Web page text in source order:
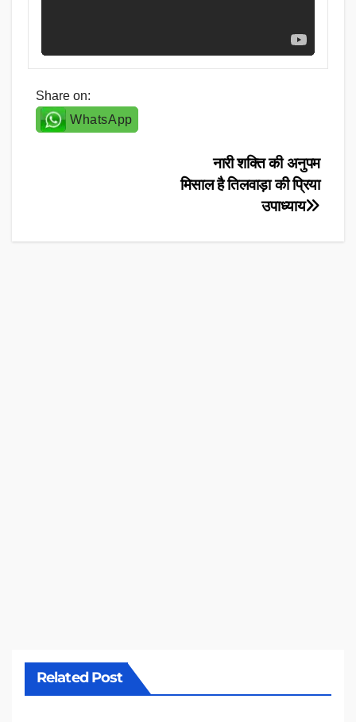
Share on:
WhatsApp
नारी शक्ति की अनुपम
मिसाल है तिलवाड़ा की प्रिया
उपाध्याय
Related Post